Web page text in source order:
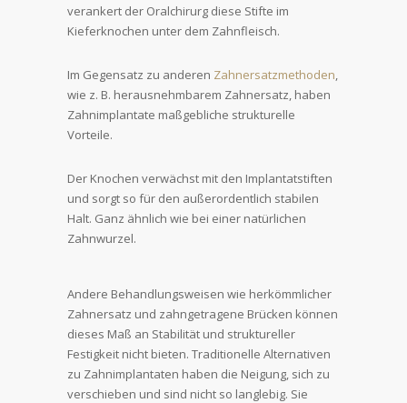
verankert der Oralchirurg diese Stifte im
Kieferknochen unter dem Zahnfleisch.
Im Gegensatz zu anderen Zahnersatzmethoden,
wie z. B. herausnehmbarem Zahnersatz, haben
Zahnimplantate maßgebliche strukturelle
Vorteile.
Der Knochen verwächst mit den Implantatstiften
und sorgt so für den außerordentlich stabilen
Halt. Ganz ähnlich wie bei einer natürlichen
Zahnwurzel.
Andere Behandlungsweisen wie herkömmlicher
Zahnersatz und zahngetragene Brücken können
dieses Maß an Stabilität und struktureller
Festigkeit nicht bieten. Traditionelle Alternativen
zu Zahnimplantaten haben die Neigung, sich zu
verschieben und sind nicht so langlebig. Sie